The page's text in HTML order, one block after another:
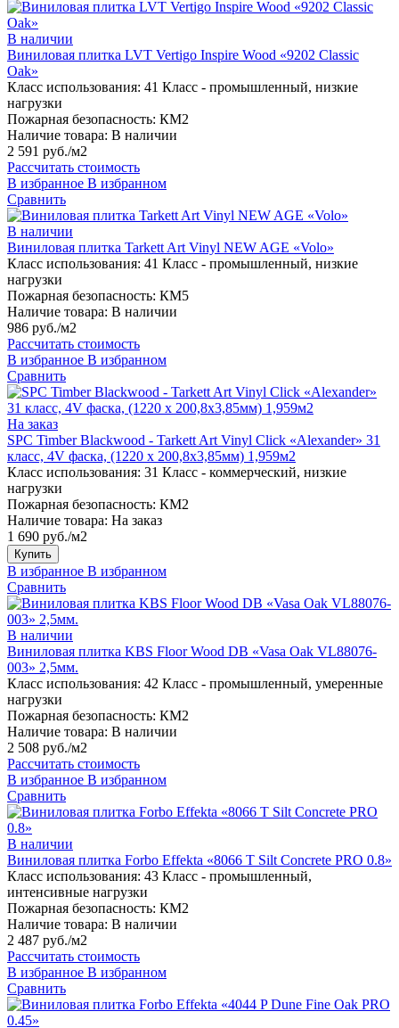
В наличии
Виниловая плитка LVT Vertigo Inspire Wood «9202 Classic
Oak»
Класс использования: 41 Класс - промышленный, низкие
нагрузки
Пожарная безопасность: КМ2
Наличие товара: В наличии
2 591 руб./м2
Рассчитать стоимость
В избранное В избранном
Сравнить
В наличии
Виниловая плитка Tarkett Art Vinyl NEW AGE «Volo»
Класс использования: 41 Класс - промышленный, низкие
нагрузки
Пожарная безопасность: КМ5
Наличие товара: В наличии
986 руб./м2
Рассчитать стоимость
В избранное В избранном
Сравнить
На заказ
SPC Timber Blackwood - Tarkett Art Vinyl Click «Alexander» 31
класс, 4V фаска, (1220 x 200,8х3,85мм) 1,959м2
Класс использования: 31 Класс - коммерческий, низкие
нагрузки
Пожарная безопасность: КМ2
Наличие товара: На заказ
1 690 руб./м2
Купить
В избранное В избранном
Сравнить
В наличии
Виниловая плитка KBS Floor Wood DB «Vasa Oak VL88076-
003» 2,5мм.
Класс использования: 42 Класс - промышленный, умеренные
нагрузки
Пожарная безопасность: КМ2
Наличие товара: В наличии
2 508 руб./м2
Рассчитать стоимость
В избранное В избранном
Сравнить
В наличии
Виниловая плитка Forbo Effekta «8066 T Silt Concrete PRO 0.8»
Класс использования: 43 Класс - промышленный,
интенсивные нагрузки
Пожарная безопасность: КМ2
Наличие товара: В наличии
2 487 руб./м2
Рассчитать стоимость
В избранное В избранном
Сравнить